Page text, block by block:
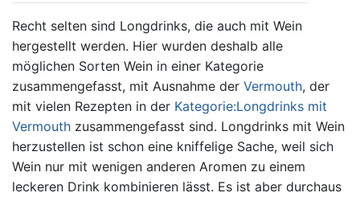
Wechseln zu: Navigation,Suche
Recht selten sind Longdrinks, die auch mit Wein
hergestellt werden. Hier wurden deshalb alle
möglichen Sorten Wein in einer Kategorie
zusammengefasst, mit Ausnahme der Vermouth, der
mit vielen Rezepten in der Kategorie:Longdrinks mit
Vermouth zusammengefasst sind. Longdrinks mit Wein
herzustellen ist schon eine kniffelige Sache, weil sich
Wein nur mit wenigen anderen Aromen zu einem
leckeren Drink kombinieren lässt. Es ist aber durchaus